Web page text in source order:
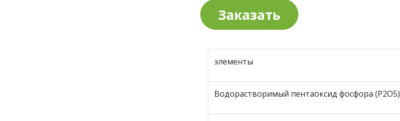
Заказать
элементы
Водорастворимый пентаоксид фосфора (P2O5)